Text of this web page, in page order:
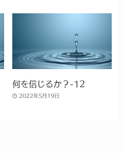
何を信じるか？-12
2022年5月19日